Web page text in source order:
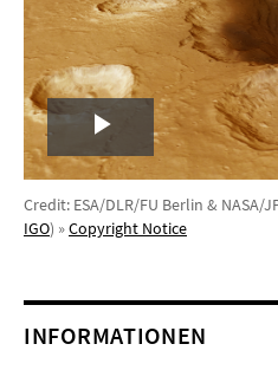
Play
Video
Credit: ESA/DLR/FU Berlin & NASA/
IGO) »Copyright Notice
INFORMATIONEN